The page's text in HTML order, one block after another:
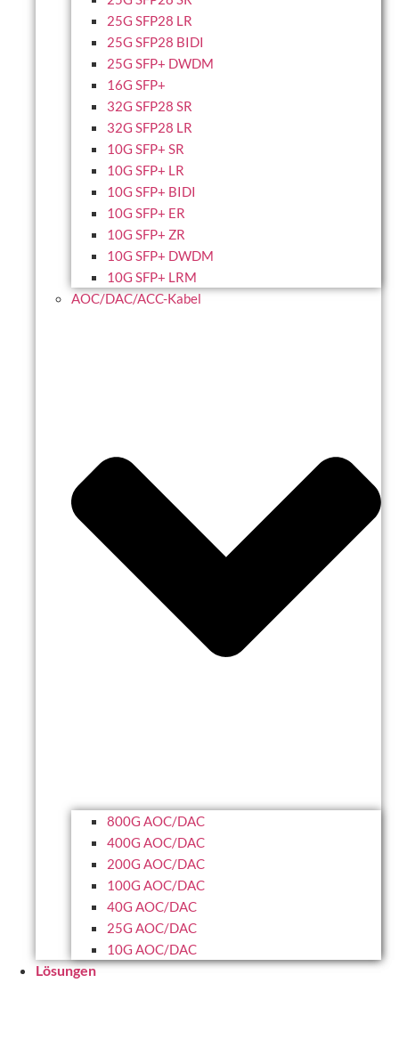
25G SFP28 LR
25G SFP28 BIDI
25G SFP+ DWDM
16G SFP+
32G SFP28 SR
32G SFP28 LR
10G SFP+ SR
10G SFP+ LR
10G SFP+ BIDI
10G SFP+ ER
10G SFP+ ZR
10G SFP+ DWDM
10G SFP+ LRM
AOC/DAC/ACC-Kabel
800G AOC/DAC
400G AOC/DAC
200G AOC/DAC
100G AOC/DAC
40G AOC/DAC
25G AOC/DAC
10G AOC/DAC
Lösungen